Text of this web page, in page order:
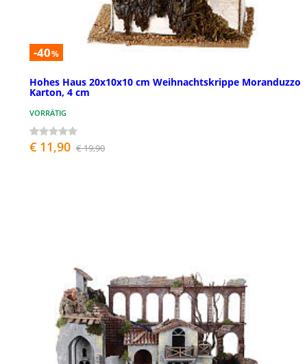
-40%
Hohes Haus 20x10x10 cm Weihnachtskrippe Moranduzzo
Karton, 4 cm
VORRÄTIG
€ 11,90 € 19,90